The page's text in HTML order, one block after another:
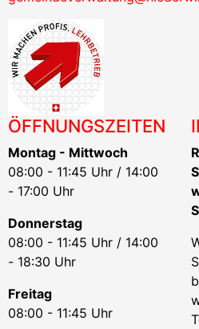
ÖFFNUNGSZEITEN
Montag - Mittwoch
08:00 - 11:45 Uhr / 14:00
- 17:00 Uhr
Donnerstag
08:00 - 11:45 Uhr / 14:00
- 18:30 Uhr
Freitag
08:00 - 11:45 Uhr